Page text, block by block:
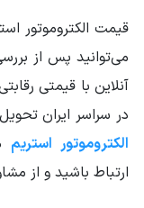
سایر مشخصات
قیمت الکتروموتور
می‌توانید پس از
آنلاین با قیمتی
در سراسر ایران
الکتروموتور استریم
ارتباط باشید و از